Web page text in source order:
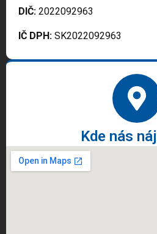
DIČ: 2022092963
IČ DPH: SK2022092963
Kde nás